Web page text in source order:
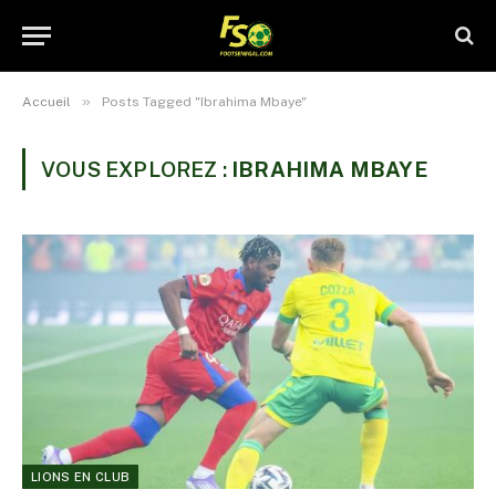
Accueil » Posts Tagged "Ibrahima Mbaye"
VOUS EXPLOREZ : IBRAHIMA MBAYE
LIONS EN CLUB